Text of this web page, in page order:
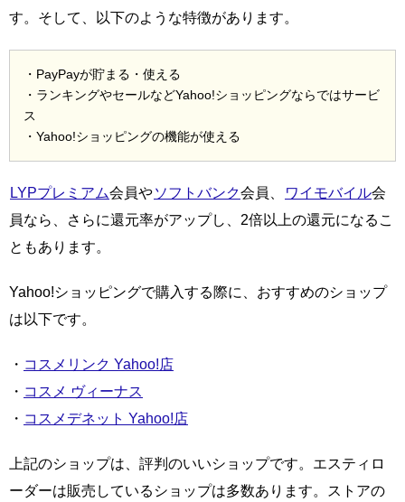
す。そして、以下のような特徴があります。
・PayPayが貯まる・使える
・ランキングやセールなどYahoo!ショッピングならではサービ
ス
・Yahoo!ショッピングの機能が使える
LYPプレミアム会員やソフトバンク会員、 ワイモバイル会
員なら、さらに還元率がアップし、2倍以上の還元になるこ
ともあります。
Yahoo!ショッピングで購入する際に、おすすめのショップ
は以下です。
・ コスメリンク Yahoo!店
・ コスメ ヴィーナス
・ コスメデネット Yahoo!店
上記のショップは、評判のいいショップです。エスティロ
ーダーは販売しているショップは多数あります。ストアの